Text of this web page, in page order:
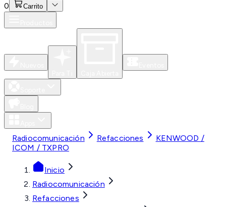
0 Carrito
Radiocomunicación Refacciones
KENWOOD /
ICOM / TXPRO
Inicio
Radiocomunicación
Refacciones